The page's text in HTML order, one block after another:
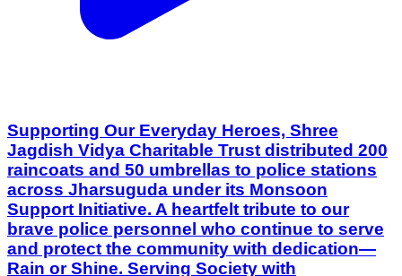
Supporting Our Everyday Heroes, Shree
Jagdish Vidya Charitable Trust distributed 200
raincoats and 50 umbrellas to police stations
across Jharsuguda under its Monsoon
Support Initiative. A heartfelt tribute to our
brave police personnel who continue to serve
and protect the community with dedication—
Rain or Shine. Serving Society with